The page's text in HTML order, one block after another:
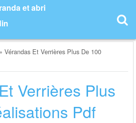
et abri
»Vérandas Et Verrières Plus De 100
Verrières Plus
Pdf